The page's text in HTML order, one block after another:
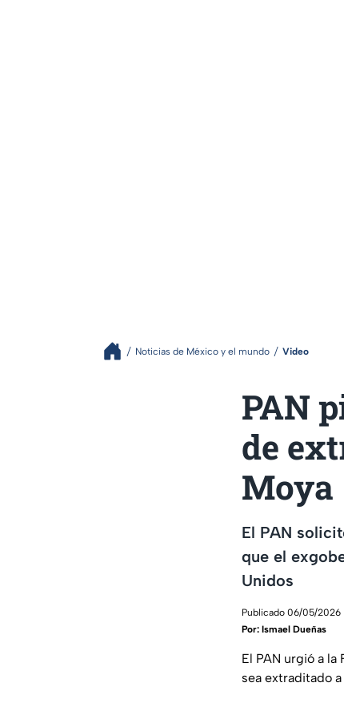
Noticias de México y el mundo Video
PAN
de
Moya
El PAN
que el
Unidos
Publicado 06/05/2026
Por: Ismael Dueñas
El PAN urgió a la
sea extraditado